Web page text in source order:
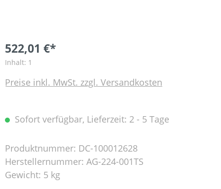
522,01 €*
Inhalt: 1
Preise inkl. MwSt. zzgl. Versandkosten
Sofort verfügbar, Lieferzeit: 2 - 5 Tage
Produktnummer: DC-100012628
Herstellernummer: AG-224-001TS
Gewicht: 5 kg